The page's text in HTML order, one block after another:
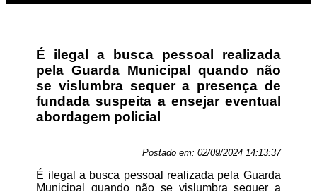
É ilegal a busca pessoal realizada
pela Guarda Municipal quando não
se vislumbra sequer a presença de
fundada suspeita a ensejar eventual
abordagem policial
Postado em: 02/09/2024 14:13:37
É ilegal a busca pessoal realizada pela Guarda
Municipal quando não se vislumbra sequer a